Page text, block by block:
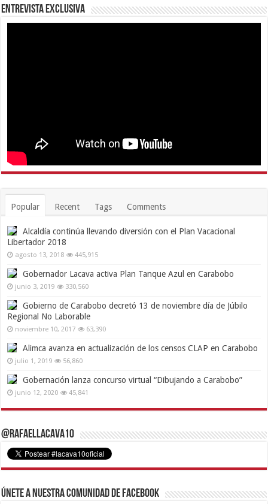
Entrevista Exclusiva
Popular Recent Tags Comments
Alcaldía continúa llevando diversión con el Plan Vacacional
Libertador 2018
agosto 13, 2018 445,915
Gobernador Lacava activa Plan Tanque Azul en Carabobo
junio 3, 2019 330,560
Gobierno de Carabobo decretó 13 de noviembre día de Júbilo
Regional No Laborable
noviembre 10, 2017 63,390
Alimca avanza en actualización de los censos CLAP en Carabobo
julio 1, 2019 56,860
Gobernación lanza concurso virtual “Dibujando a Carabobo”
junio 12, 2020 45,841
@RafaelLacava10
Únete a nuestra comunidad de Facebook